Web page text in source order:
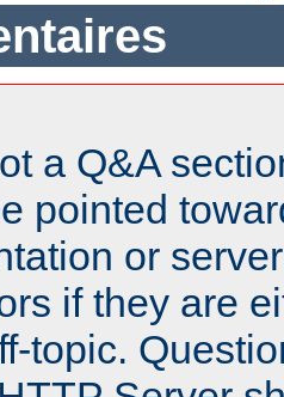
a Q&A
pointed
or
if they are
topic.